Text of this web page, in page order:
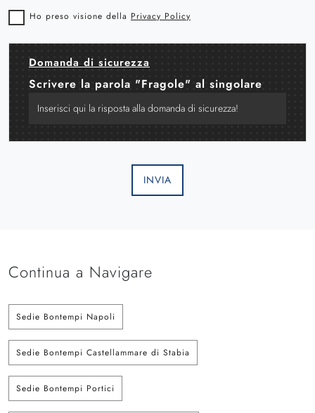
Ho preso visione della Privacy Policy
Domanda di sicurezza
Scrivere la parola "Fragole" al singolare
INVIA
Continua a Navigare
Sedie Bontempi Napoli
Sedie Bontempi Castellammare di Stabia
Sedie Bontempi Portici